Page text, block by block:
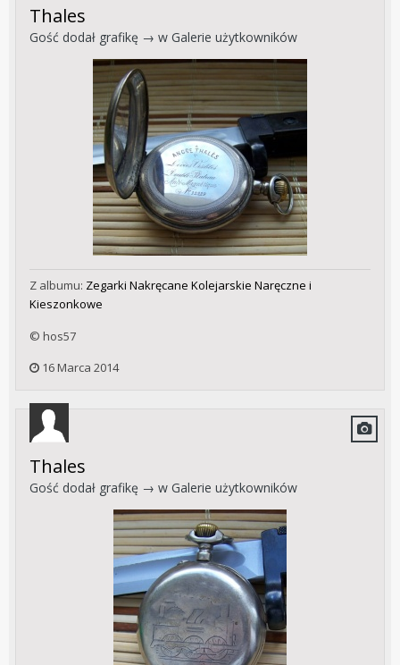
Thales
Gość dodał grafikę → w Galerie użytkowników
Z albumu: Zegarki Nakręcane Kolejarskie Naręczne i
Kieszonkowe
© hos57
16 Marca 2014
Thales
Gość dodał grafikę → w Galerie użytkowników